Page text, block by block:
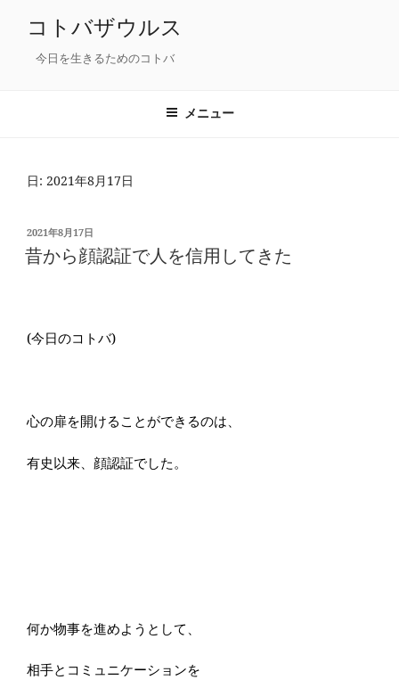
コトバザウルス
今日を生きるためのコトバ
メニュー
日: 2021年8月17日
投
稿
日:
2021年8月17日
昔から顔認証で人を信用してきた
(今日のコトバ)
心の扉を開けることができるのは、
有史以来、顔認証でした。
何か物事を進めようとして、
相手とコミュニケーションを